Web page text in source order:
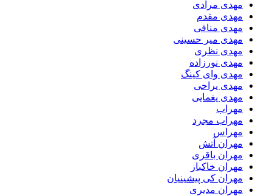
مهدی مرادی
مهدی مقدم
مهدی منافی
مهدی میر حسینی
مهدی نظری
مهدی نورزاده
مهدی وای کینگ
مهدی یراحی
مهدی یغمایی
مهراب
مهراب مجرد
مهراس
مهران آتش
مهران باقری
مهران خاکباز
مهران کی پیشینیان
مهران مدیری